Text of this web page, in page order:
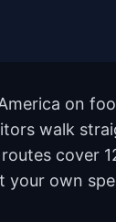
on
walk
cover
own